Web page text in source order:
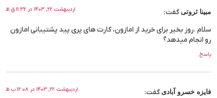
مبینا ثروتی گفت: اردیبهشت 22, 1403 در 11:32 ق.ظ
سلام .روز بخیر برای خرید از امازون، کارت های پری پید پشتیبانی امازون
رو انجام میدهد؟
پاسخ
فایزه خسرو آبادی گفت: اردیبهشت 22, 1403 در 12:08 ب.ظ